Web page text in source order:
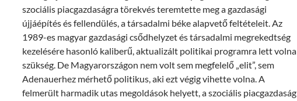
szociális piacgazdaságra törekvés teremtette meg a gazdasági
újjáépítés és fellendülés, a társadalmi béke alapvető feltételeit. Az
1989-es magyar gazdasági csődhelyzet és társadalmi megrekedtség
kezelésére hasonló kaliberű, aktualizált politikai programra lett volna
szükség. De Magyarországon nem volt sem megfelelő „elit”, sem
Adenauerhez mérhető politikus, aki ezt végig vihette volna. A
felmerült harmadik utas megoldások helyett, a szociális piacgazdaság